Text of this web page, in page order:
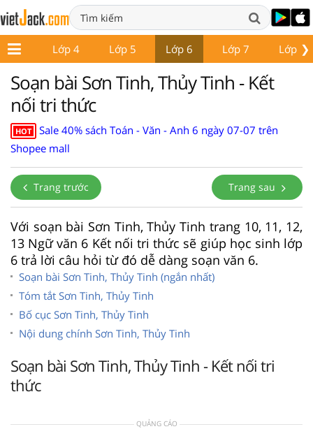
❯
3 Lớp 4 Lớp 5 Lớp 6 Lớp 7 Lớp 8
Soạn bài Sơn Tinh, Thủy Tinh - Kết
nối tri thức
HOT
Sale 40% sách Toán - Văn - Anh 6 ngày 07-07 trên
Shopee mall
Trang trước Trang sau
Với soạn bài Sơn Tinh, Thủy Tinh trang 10, 11, 12,
13 Ngữ văn 6 Kết nối tri thức sẽ giúp học sinh lớp
6 trả lời câu hỏi từ đó dễ dàng soạn văn 6.
Soạn bài Sơn Tinh, Thủy Tinh (ngắn nhất)
Tóm tắt Sơn Tinh, Thủy Tinh
Bố cục Sơn Tinh, Thủy Tinh
Nội dung chính Sơn Tinh, Thủy Tinh
Soạn bài Sơn Tinh, Thủy Tinh - Kết nối tri
thức
QUẢNG CÁO